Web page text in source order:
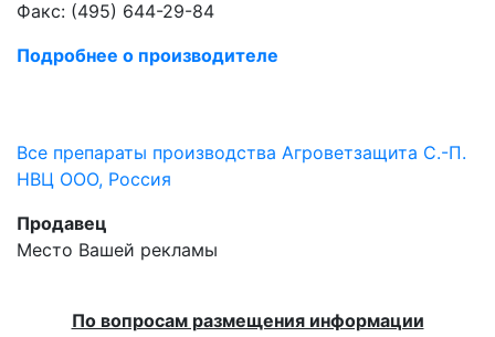
Фaкc: (495) 644-29-84
Подробнее о производителе
Все препараты производства Агроветзащита С.-П.
НВЦ ООО, Россия
Продавец
Место Вашей рекламы
По вопросам размещения информации